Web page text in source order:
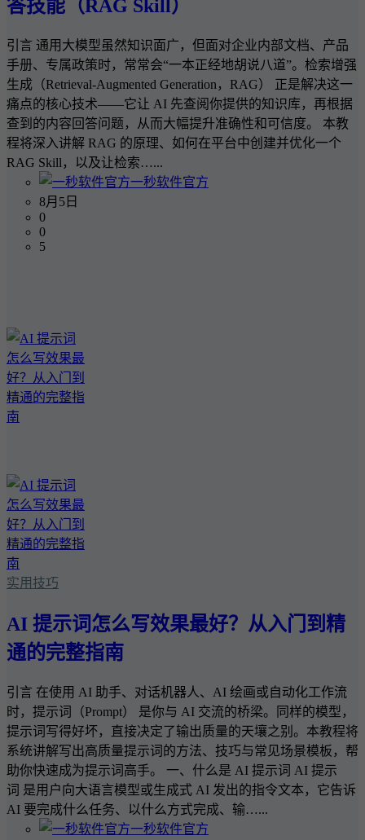
答技能（RAG Skill）
引言 通用大模型虽然知识面广，但面对企业内部文档、产品
手册、专属政策时，常常会“一本正经地胡说八道”。检索增强
生成（Retrieval-Augmented Generation，RAG） 正是解决这一
痛点的核心技术——它让 AI 先查阅你提供的知识库，再根据
查到的内容回答问题，从而大幅提升准确性和可信度。 本教
程将深入讲解 RAG 的原理、如何在平台中创建并优化一个
RAG Skill，以及让检索…...
一秒软件官方
8月5日
0
0
5
实用技巧
AI 提示词怎么写效果最好？从入门到精
通的完整指南
引言 在使用 AI 助手、对话机器人、AI 绘画或自动化工作流
时，提示词（Prompt） 是你与 AI 交流的桥梁。同样的模型，
提示词写得好坏，直接决定了输出质量的天壤之别。本教程将
系统讲解写出高质量提示词的方法、技巧与常见场景模板，帮
助你快速成为提示词高手。 一、什么是 AI 提示词 AI 提示
词 是用户向大语言模型或生成式 AI 发出的指令文本，它告诉
AI 要完成什么任务、以什么方式完成、输…...
一秒软件官方